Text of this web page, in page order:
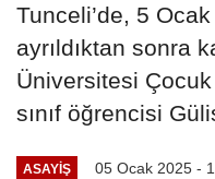
Tunceli’de, 5 Ocak
ayrıldıktan sonra
Üniversitesi
sınıf öğrencisi
ASAYIŞ 05 Ocak 2025 -